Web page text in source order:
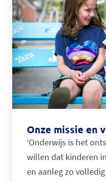
Onze missie en
‘Onderwijs is het
willen dat kinderen
en aanleg zo